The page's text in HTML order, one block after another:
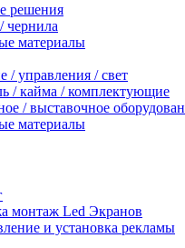
решения
чернила
материалы
/ управления / свет
/ кайма / комплектующие
/ выставочное
материалы
монтаж Led Экранов
и установка рекламы